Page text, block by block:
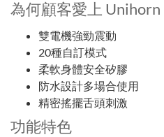
為何顧客愛上
雙電機強勁震動
20種自訂模式
柔軟身體安全矽膠
防水設計多場合使用
精密搖擺舌頭刺激
功能特色